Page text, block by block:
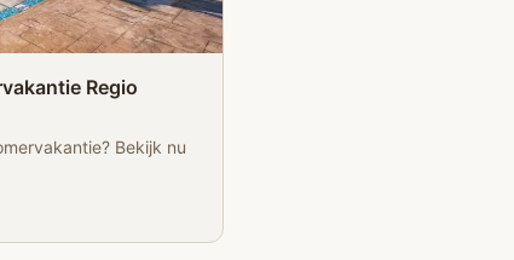
Regio
Bekijk nu